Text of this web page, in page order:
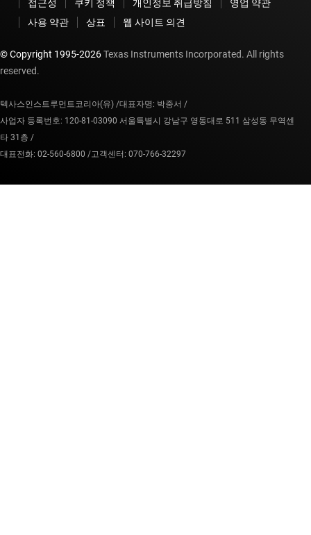
접근성 쿠키 정책 개인정보 취급방침
영업 약관
사용 약관
상표 웹 사이트 의견
© Copyright 1995-2026Texas Instruments Incorporated. All rights
reserved.
텍사스인스트루먼트코리아(유) /대표자명: 박중서 /
사업자 등록번호: 120-81-03090 서울특별시 강남구 영동대로 511 삼성동 무역센
타 31층 /
대표전화: 02-560-6800 /고객센터: 070-766-32297